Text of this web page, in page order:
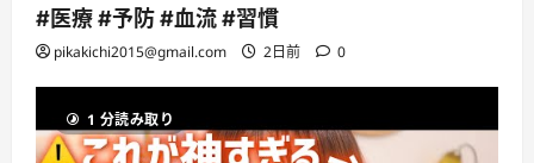
#医療 #予防 #血流 #習慣
pikakichi2015@gmail.com 2日前 0
1 分読み取り